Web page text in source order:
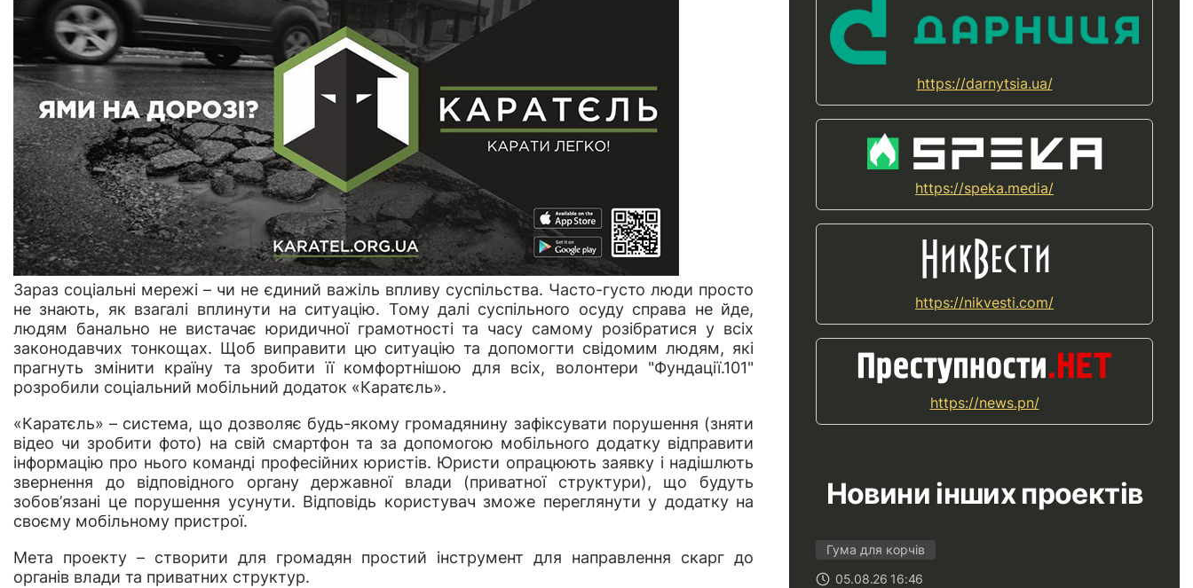
Зараз соціальні мережі – чи не єдиний важіль впливу суспільства. Часто-густо люди просто
не знають, як взагалі вплинути на ситуацію. Тому далі суспільного осуду справа не йде,
людям банально не вистачає юридичної грамотності та часу самому розібратися у всіх
законодавчих тонкощах. Щоб виправити цю ситуацію та допомогти свідомим людям, які
прагнуть змінити країну та зробити її комфортнішою для всіх, волонтери "Фундації.101"
розробили соціальний мобільний додаток «Каратєль».
«Каратєль» – система, що дозволяє будь-якому громадянину зафіксувати порушення (зняти
відео чи зробити фото) на свій смартфон та за допомогою мобільного додатку відправити
інформацію про нього команді професійних юристів. Юристи опрацюють заявку і надішлють
звернення до відповідного органу державної влади (приватної структури), що будуть
зобов’язані це порушення усунути. Відповідь користувач зможе переглянути у додатку на
своєму мобільному пристрої.
Мета проекту – створити для громадян простий інструмент для направлення скарг до
органів влади та приватних структур.
https://darnytsia.ua/
https://speka.media/
https://nikvesti.com/
https://news.pn/
Новини інших проектів
Гума для корчів
05.08.26 16:46